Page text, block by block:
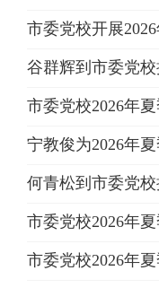
市委党校开展
谷群辉到市委党
市委党校2026年
宁教俊为2026年
何青松到市委党
市委党校2026年
市委党校2026年